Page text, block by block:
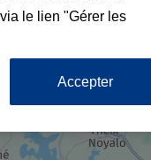
le lien "Gérer les
Accepter